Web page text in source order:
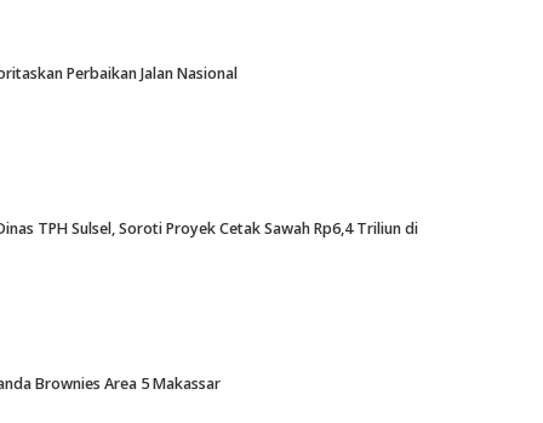
Perbaikan Jalan Nasional
TPH Sulsel, Soroti Proyek Cetak Sawah Rp6,4 Triliun di
Brownies Area 5 Makassar